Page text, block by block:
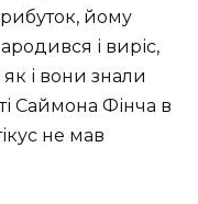
йому
і виріс,
і вони знали
Саймона Фінча в
не мав